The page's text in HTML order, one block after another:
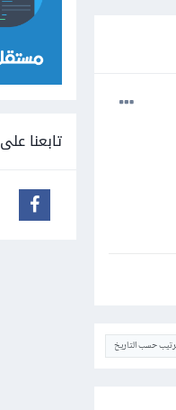
حسب التاريخ
تابعنا على